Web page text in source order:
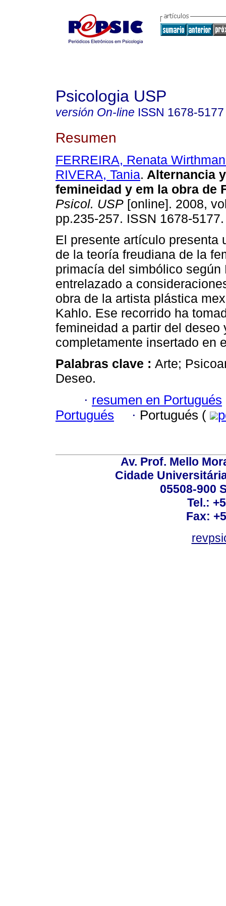
Psicologia USP
versión On-line ISSN 1678-5177
Resumen
FERREIRA, Renata
RIVERA, Tania. Alternancia
femineidad y em la obra de
Psicol. USP [online]. 2008,
pp.235-257. ISSN 1678-5177.
El presente artículo presenta
de la teoría freudiana de la
primacía del simbólico según
entrelazado a
obra de la artista plástica
Kahlo. Ese recorrido ha
femineidad a partir del
completamente insertado en
Palabras clave : Arte;
Deseo.
· resumen en Portugués
Portugués
· Portugués (
Av. Prof. Mello
Cidade
05508-900
Tel.:
Fax: